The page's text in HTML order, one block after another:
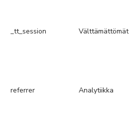
_tt_session Välttämättömät
referrer Analytiikka